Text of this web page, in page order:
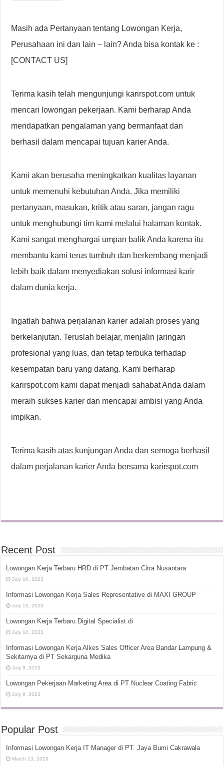
Masih ada Pertanyaan tentang Lowongan Kerja,
Perusahaan ini dan lain – lain? Anda bisa kontak ke :
[CONTACT US]
Terima kasih telah mengunjungi karirspot.com untuk
mencari lowongan pekerjaan. Kami berharap Anda
mendapatkan pengalaman yang bermanfaat dan
berhasil dalam mencapai tujuan karier Anda.
Kami akan berusaha meningkatkan kualitas layanan
untuk memenuhi kebutuhan Anda. Jika memiliki
pertanyaan, masukan, kritik atau saran, jangan ragu
untuk menghubungi tim kami melalui halaman kontak.
Kami sangat menghargai umpan balik Anda karena itu
membantu kami terus tumbuh dan berkembang menjadi
lebih baik dalam menyediakan solusi informasi karir
dalam dunia kerja.
Ingatlah bahwa perjalanan karier adalah proses yang
berkelanjutan. Teruslah belajar, menjalin jaringan
profesional yang luas, dan tetap terbuka terhadap
kesempatan baru yang datang. Kami berharap
karirspot.com kami dapat menjadi sahabat Anda dalam
meraih sukses karier dan mencapai ambisi yang Anda
impikan.
Terima kasih atas kunjungan Anda dan semoga berhasil
dalam perjalanan karier Anda bersama karirspot.com
Recent Post
Lowongan Kerja Terbaru HRD di PT Jembatan Citra Nusantara
July 10, 2023
Informasi Lowongan Kerja Sales Representative di MAXI GROUP
July 10, 2023
Lowongan Kerja Terbaru Digital Specialist di
July 10, 2023
Informasi Lowongan Kerja Alkes Sales Officer Area Bandar Lampung &
Sekitarnya di PT Sekarguna Medika
July 9, 2023
Lowongan Pekerjaan Marketing Area di PT Nuclear Coating Fabric
July 9, 2023
Popular Post
Informasi Lowongan Kerja IT Manager di PT. Jaya Bumi Cakrawala
March 13, 2023